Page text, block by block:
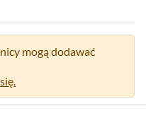
mogą dodawać